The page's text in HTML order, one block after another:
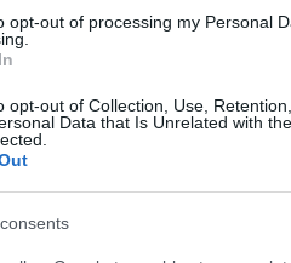
opt-out of processing my Personal
opt-out of Collection, Use,
Data that Is Unrelated with
που θα αγωνιστούν στο
τους, αλλά και να πετύχουν
παιδιά κάτω των 18 χρόνων
τους στον